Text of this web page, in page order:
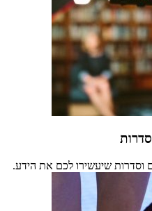
וסדרות שיעשירו לכם את הידע.